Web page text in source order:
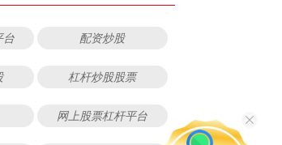
台 配资炒股
杠杆炒股股票
网上股票杠杆平台